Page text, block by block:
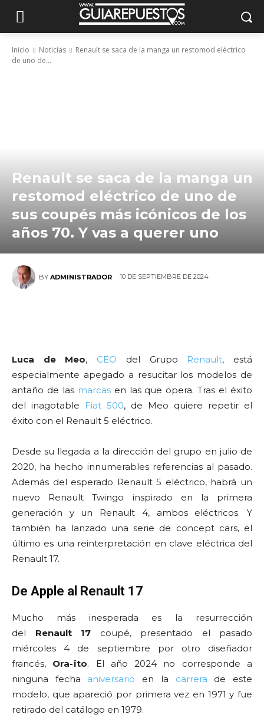
Inicio Noticias
Renault se saca de la manga un restomod eléctrico
de uno de...
Renault se saca de la manga un
restomod eléctrico de uno de
sus coupés más icónicos de los
años 70. Y vas a querer uno
BY ADMINISTRADOR 10 DE SEPTIEMBRE DE 2024
Luca de Meo, CEO del Grupo Renault, está
especialmente apegado a resucitar los modelos de
antaño de las marcasen las que opera. Tras el éxito
del inagotable
Fiat 500, de Meo quiere repetir el
éxito con el Renault 5 eléctrico.
Desde su llegada a la dirección del grupo en julio de
2020, ha hecho innumerables referencias al pasado.
Además del esperado Renault 5 eléctrico, habrá un
nuevo Renault Twingo inspirado en la primera
generación y un Renault 4, ambos eléctricos. Y
también ha lanzado una serie de concept cars, el
último es una reinterpretación en clave eléctrica del
Renault 17.
De Apple al Renault 17
Mucho más inesperada es la resurrección
del Renault 17 coupé, presentado el pasado
miércoles 4 de septiembre por otro diseñador
francés, Ora-ïto. El año 2024 no corresponde a
ninguna fecha aniversario en la carrera de este
modelo, que apareció por primera vez en 1971 y fue
retirado del catálogo en 1979.